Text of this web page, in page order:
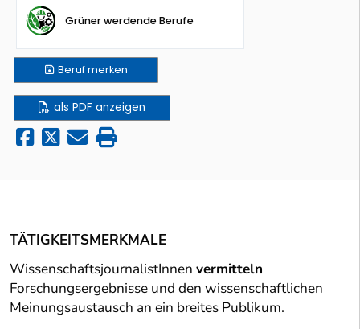
Grüner werdende Berufe
Berufmerken
als PDF anzeigen
TÄTIGKEITSMERKMALE
WissenschaftsjournalistInnen vermitteln
Forschungsergebnisse und den wissenschaftlichen
Meinungsaustausch an ein breites Publikum.